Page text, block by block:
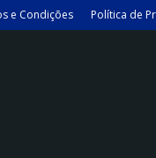
e Condições Política de